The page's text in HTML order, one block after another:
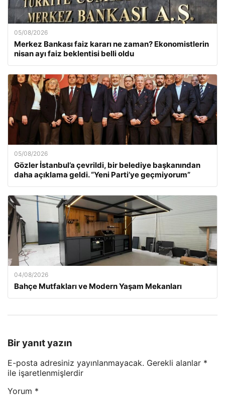
05/08/2026
Merkez Bankası faiz kararı ne zaman? Ekonomistlerin
nisan ayı faiz beklentisi belli oldu
05/08/2026
Gözler İstanbul’a çevrildi, bir belediye başkanından
daha açıklama geldi. “Yeni Parti’ye geçmiyorum”
04/08/2026
Bahçe Mutfakları ve Modern Yaşam Mekanları
Bir yanıt yazın
E-posta adresiniz yayınlanmayacak. Gerekli alanlar *
ile işaretlenmişlerdir
Yorum *